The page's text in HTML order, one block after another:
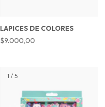
LAPICES DE COLORES
$9.000,00
1 / 5